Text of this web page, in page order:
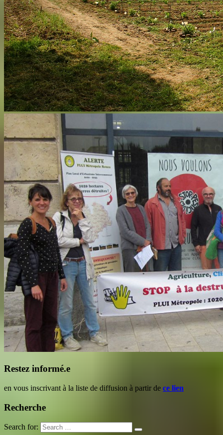
Restez informé.e
en vous inscrivant à la liste de diffusion à partir de ce lien
Recherche
Search for: